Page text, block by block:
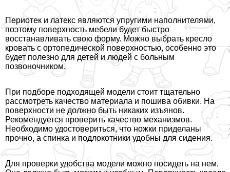
Периотек и латекс являются упругими наполнителями,
поэтому поверхность мебели будет быстро
восстанавливать свою форму. Можно выбрать кресло
кровать с ортопедической поверхностью, особенно это
будет полезно для детей и людей с больным
позвоночником.
При подборе подходящей модели стоит тщательно
рассмотреть качество материала и пошива обивки. На
поверхности не должно быть никаких изъянов.
Рекомендуется проверить качество механизмов.
Необходимо удостовериться, что ножки приделаны
прочно, а спинка и подлокотники удобны для сидения.
Для проверки удобства модели можно посидеть на нем.